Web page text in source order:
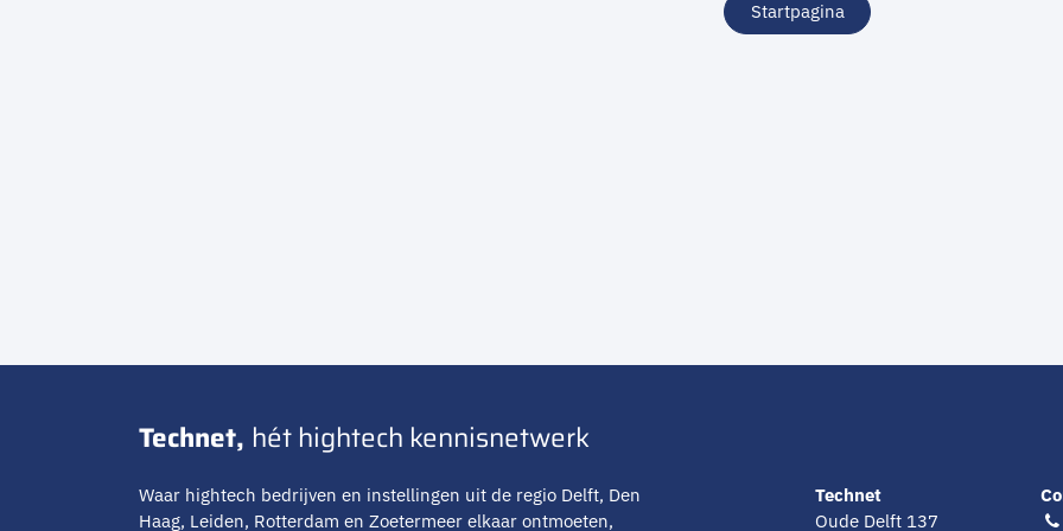
Startpagina
Technet, hét hightech kennisnetwerk
Waar hightech bedrijven en instellingen uit de regio Delft, Den
Haag, Leiden, Rotterdam en Zoetermeer elkaar ontmoeten,
Technet
Oude Delft 137